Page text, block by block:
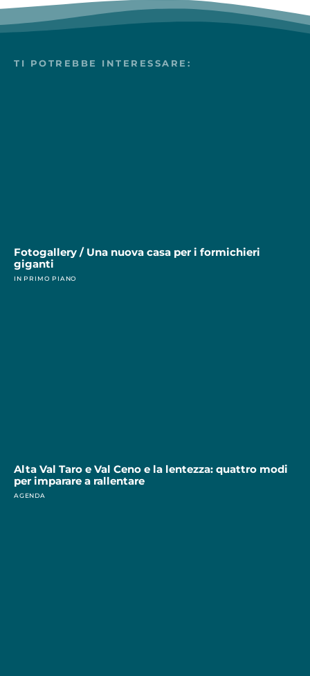
TI POTREBBE INTERESSARE:
Fotogallery / Una nuova casa per i formichieri
giganti
IN PRIMO PIANO
Alta Val Taro e Val Ceno e la lentezza: quattro modi
per imparare a rallentare
AGENDA